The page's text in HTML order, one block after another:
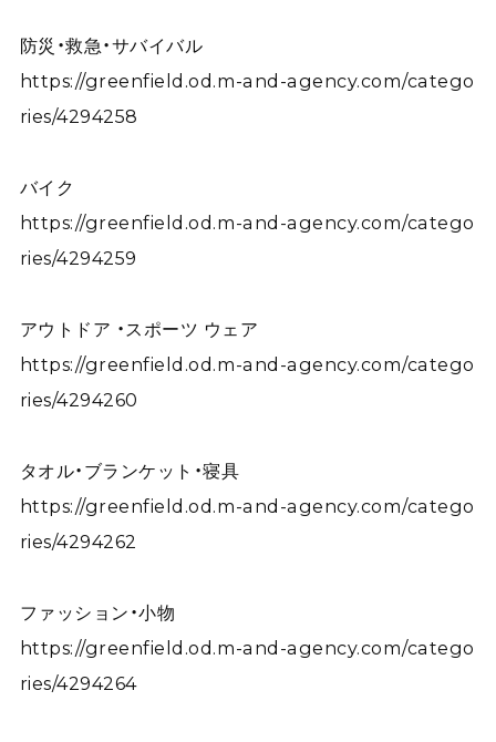
防災・救急・サバイバル
https://greenfield.od.m-and-agency.com/catego
ries/4294258
バイク
https://greenfield.od.m-and-agency.com/catego
ries/4294259
アウトドア ・スポーツ ウェア
https://greenfield.od.m-and-agency.com/catego
ries/4294260
タオル・ブランケット・寝具
https://greenfield.od.m-and-agency.com/catego
ries/4294262
ファッション・小物
https://greenfield.od.m-and-agency.com/catego
ries/4294264